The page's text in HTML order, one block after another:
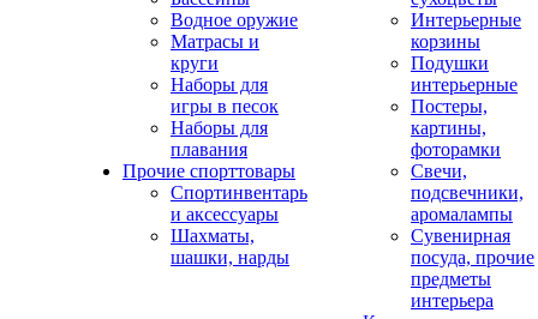
Водное оружие
Матрасы и
круги
Наборы для
игры в песок
Наборы для
плавания
Прочие спорттовары
Спортинвентарь
и аксессуары
Шахматы,
шашки, нарды
Интерьерные
корзины
Подушки
интерьерные
Постеры,
картины,
фоторамки
Свечи,
подсвечники,
аромалампы
Сувенирная
посуда, прочие
предметы
интерьера